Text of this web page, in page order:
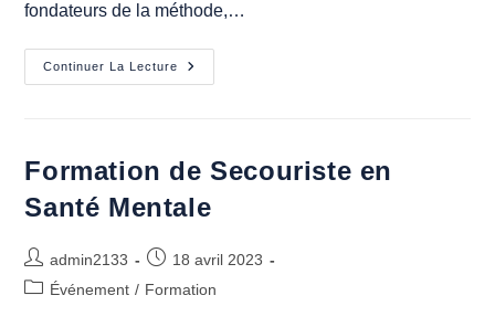
fondateurs de la méthode,…
Continuer La Lecture
Une
Journée
Champagne
Formation de Secouriste en
Santé Mentale
Auteur/autrice
de
admin2133
Publication
publiée :
18 avril 2023
PostÉvénement / Formation